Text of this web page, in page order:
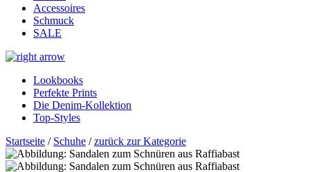
Accessoires
Schmuck
SALE
Lookbooks
Perfekte Prints
Die Denim-Kollektion
Top-Styles
Startseite / Schuhe /zurück zur Kategorie